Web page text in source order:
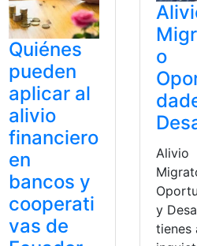
Quiénes
pueden
aplicar al
alivio
financiero
en
bancos y
cooperati
vas de
o
Alivio
y
tienes